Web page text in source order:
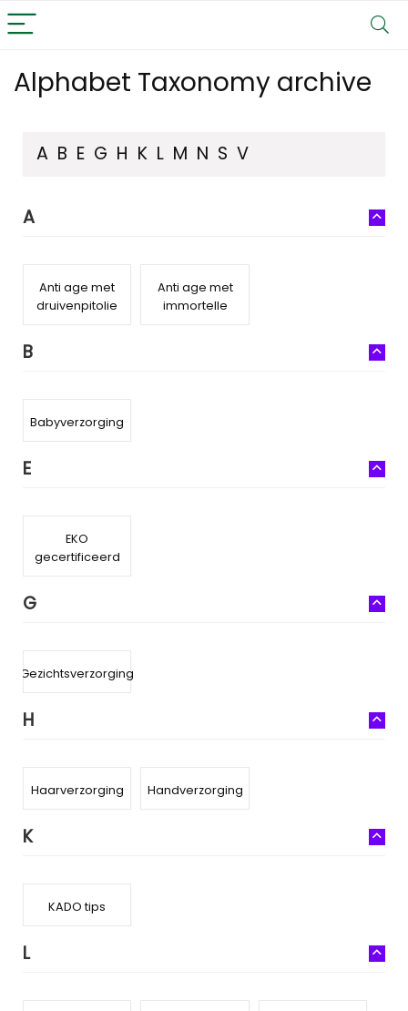
Alphabet Taxonomy archive
A B E G H K L M N S V
A
Anti age met
druivenpitolie
Anti age met
immortelle
B
Babyverzorging
E
EKO
gecertificeerd
G
Gezichtsverzorging
H
Haarverzorging Handverzorging
K
KADO tips
L